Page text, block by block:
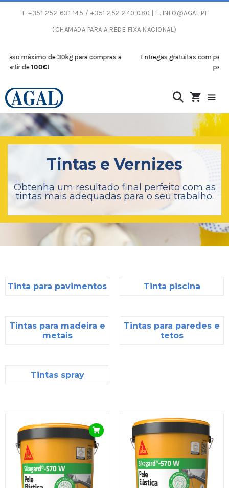
T. +351 252 631 145 / +351 252 240 080 | E. INFO@AGAL.PT
(CHAMADA PARA A REDE FIXA NACIONAL)
de 30kg para compras a
100€!
Entregas gratuitas com peso
partir de
Tintas e Vernizes
Obtenha um resultado final perfeito com as
tintas mais adequadas para o seu trabalho.
Tinta para pavimentos Tinta piscina
Tintas para madeira e
metais
Tintas para paredes e
tetos
Tintas spray